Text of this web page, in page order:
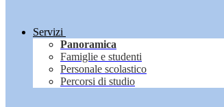
Servizi
Panoramica
Famiglie e studenti
Personale scolastico
Percorsi di studio